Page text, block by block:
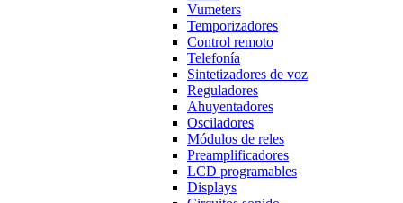
Vumeters
Temporizadores
Control remoto
Telefonía
Sintetizadores de voz
Reguladores
Ahuyentadores
Osciladores
Módulos de reles
Preamplificadores
LCD programables
Displays